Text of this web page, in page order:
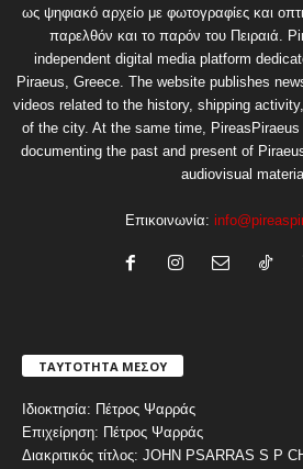
ως ψηφιακό αρχείο με φωτογραφίες και
παρελθόν και το παρόν του Πειραιά.
independent digital media platform
Piraeus, Greece. The website publishes
videos related to the history, shipping
of the city. At the same time,
documenting the past and present of
audiovisual
Επικοινωνία:
ΤΑΥΤΟΤΗΤΑ ΜΕΣΟΥ
Ιδιοκτησία: Πέτρος Ψαρράς
Επιχείρηση: Πέτρος Ψαρράς
Διακριτικός τίτλος: JOHN PSARRAS S P